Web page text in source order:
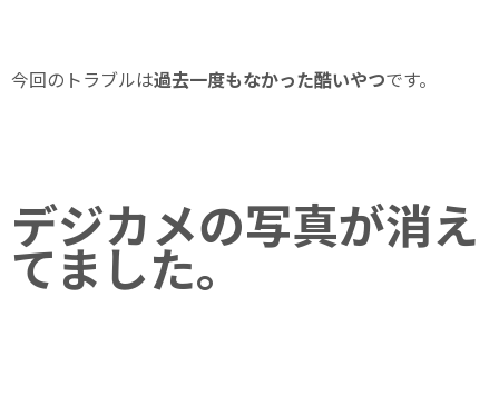
今回のトラブルは過去一度もなかった酷いやつです。
デジカメの写真が消え
てました。